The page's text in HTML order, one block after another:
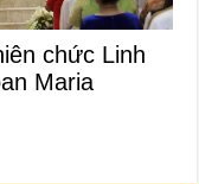
chức Linh
Maria